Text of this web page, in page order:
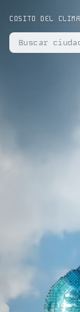
COSITO DEL CLIMA